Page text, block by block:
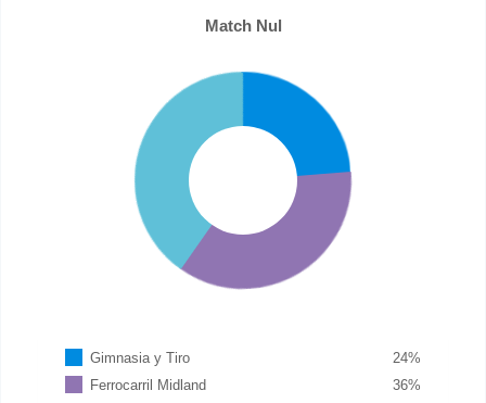
Match Nul
Gimnasia y Tiro %
24
Ferrocarril Midland
%
36